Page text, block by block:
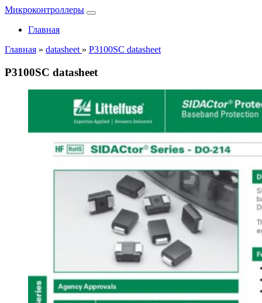
Микроконтроллеры
Главная
Главная » datasheet » P3100SC datasheet
P3100SC datasheet